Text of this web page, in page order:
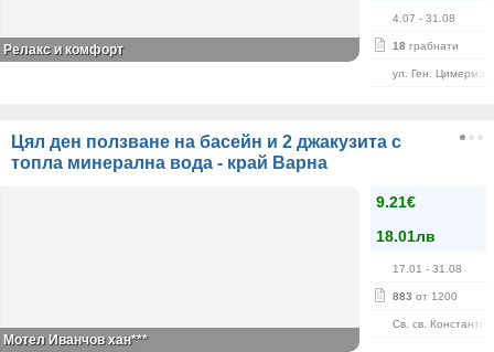
4.07 - 31.08
18 грабнати
ул. Ген. Цимерман
Релакс и комфорт
Цял ден ползване на басейн и 2 джакузита с
топла минерална вода - край Варна
9.21€
18.01лв
17.01 - 31.08
883 от 1200
Св. св.
Мотел Иванчов хан***